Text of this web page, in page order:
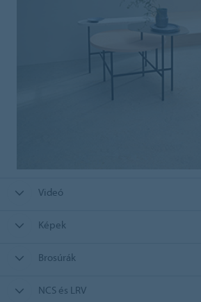
Videó
Képek
Brosúrák
NCS és LRV